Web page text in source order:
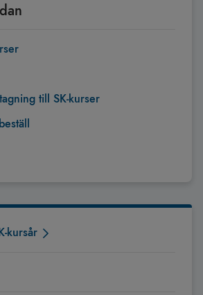
till SK‑kurser
kursår